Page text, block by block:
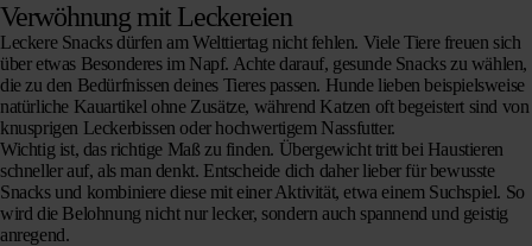
Verwöhnung mit Leckereien
Leckere Snacksdürfen am Welttiertag nicht fehlen. Viele Tiere freuen sich
über etwas Besonderes im Napf. Achte darauf, gesunde Snacks zu wählen,
die zu den Bedürfnissen deines Tieres passen. Hunde lieben beispielsweise
natürliche Kauartikel ohne Zusätze, während Katzen oft begeistert sind von
knusprigen Leckerbissen oder hochwertigem Nassfutter.
Wichtig ist, das richtige Maß zu finden. Übergewicht tritt bei Haustieren
schneller auf, als man denkt. Entscheide dich daher lieber für bewusste
Snacks und kombiniere diese mit einer Aktivität, etwa einem Suchspiel. So
wird die Belohnung nicht nur lecker, sondern auch spannend und geistig
anregend.